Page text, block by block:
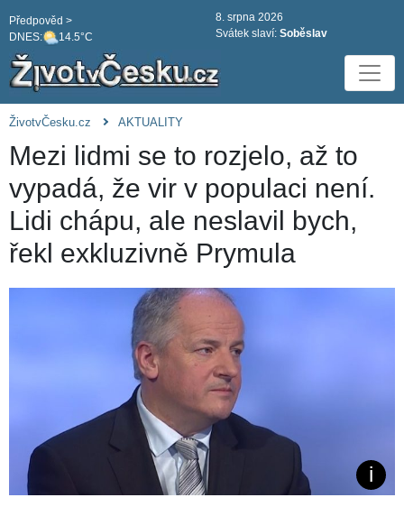
DNES: 14.5°C
Předpověd >
8. srpna 2026
Svátek slaví: Soběslav
ŽivotvČesku.cz AKTUALITY
Mezi lidmi se to rozjelo, až to
vypadá, že vir v populaci není.
Lidi chápu, ale neslavil bych,
řekl exkluzivně Prymula